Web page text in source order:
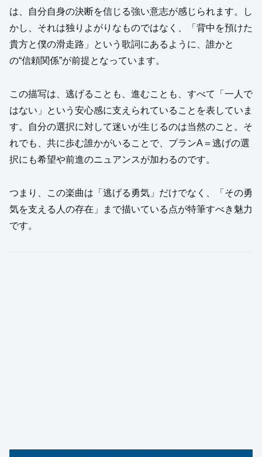
は、自分自身の決断を信じる強い意志が感じられます。し
かし、それは独りよがりなものではなく、「背中を預けた
貴方と僕の滑走路」という歌詞にあるように、誰かと
の“信頼関係”が前提となっています。
この描写は、逃げることも、進むことも、すべて「一人で
はない」という安心感に支えられていることを表していま
す。自分の選択に対して迷いが生じるのは当然のこと。そ
れでも、共に歩む誰かがいることで、プランA＝逃げの選
択にも希望や前進のニュアンスが加わるのです。
つまり、この楽曲は「逃げる勇気」だけでなく、「その勇
気を支える人の存在」まで描いている点が特筆すべき魅力
です。